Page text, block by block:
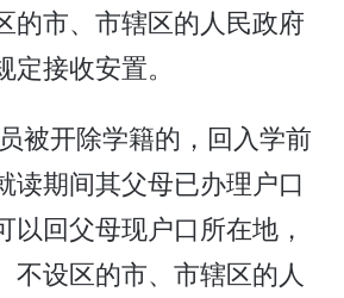
的市、市辖区的人民政府
接收安置。
被开除学籍的，回入学前
读期间其父母已办理户口
以回父母现户口所在地，
不设区的市、市辖区的人